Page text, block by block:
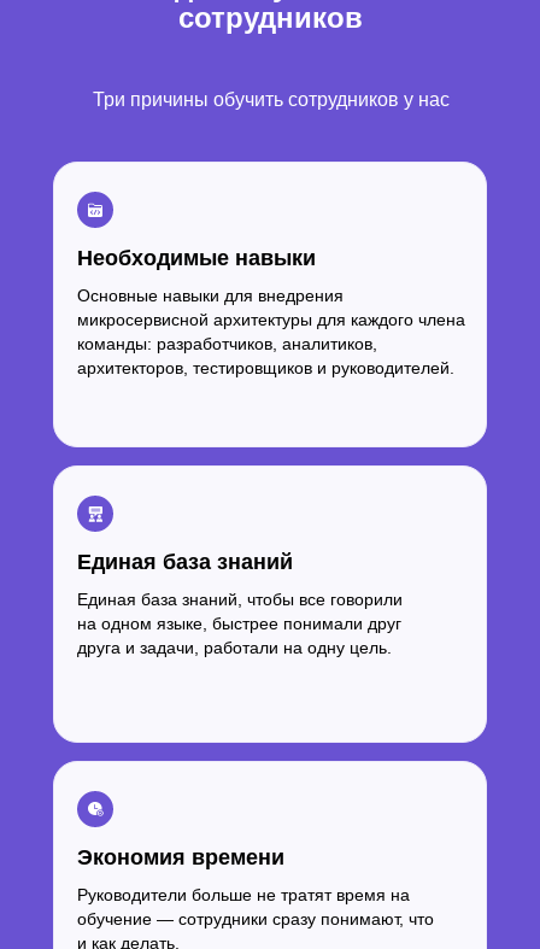
“Накопилось много теории, но в
голове был хаос”
непонятным”
сотрудников
Необходимые навыки
Основные навыки для внедрения
микросервисной архитектуры для каждого члена
команды: разработчиков, аналитиков,
архитекторов, тестировщиков и руководителей.
Экономия времени
Руководители больше не тратят время на
обучение — сотрудники сразу понимают, что
и как делать.
Единая база знаний
Единая база знаний, чтобы все говорили
на одном языке, быстрее понимали друг
друга и задачи, работали на одну цель.
Три причины обучить сотрудников у нас